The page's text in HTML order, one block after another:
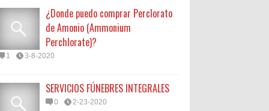
¿Donde puedo comprar Perclorato
de Amonio (Ammonium
Perchlorate)?
1 3-8-2020
SERVICIOS FÚNEBRES INTEGRALES
0 2-23-2020